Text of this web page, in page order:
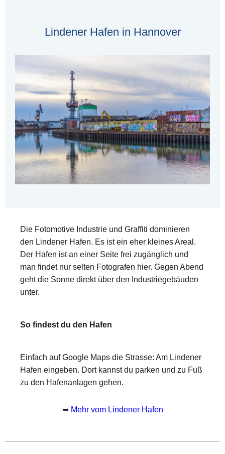
Lindener Hafen in Hannover
Die Fotomotive Industrie und Graffiti dominieren
den Lindener Hafen. Es ist ein eher kleines Areal.
Der Hafen ist an einer Seite frei zugänglich und
man findet nur selten Fotografen hier. Gegen Abend
geht die Sonne direkt über den Industriegebäuden
unter.
So findest du den Hafen
Einfach auf Google Maps die Strasse: Am Lindener
Hafen eingeben. Dort kannst du parken und zu Fuß
zu den Hafenanlagen gehen.
➥ Mehr vom Lindener Hafen